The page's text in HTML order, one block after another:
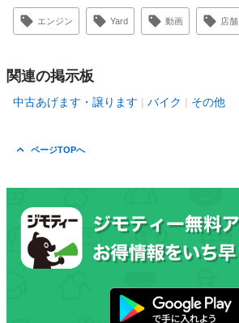
エンジン Yard 動画 店舗
関連の掲示板
中古あげます・譲ります バイク その他
ページTOPへ